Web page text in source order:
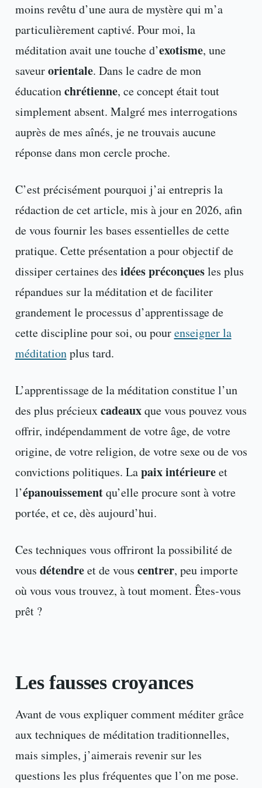
moins revêtu d’une aura de mystère qui m’a
particulièrement captivé. Pour moi, la
méditation avait une touche d’exotisme, une
saveurorientale. Dans le cadre de mon
éducationchrétienne, ce concept était tout
simplement absent. Malgré mes interrogations
auprès de mes aînés, je ne trouvais aucune
réponse dans mon cercle proche.
C’est précisément pourquoi j’ai entrepris la
rédaction de cet article, mis à jour en 2026, afin
de vous fournir les bases essentielles de cette
pratique. Cette présentation a pour objectif de
dissiper certaines des idées préconçuesles plus
répandues sur la méditation et de faciliter
grandement le processus d’apprentissage de
cette discipline pour soi, ou pourenseigner la
méditationplus tard.
L’apprentissage de la méditation constitue l’un
des plus précieuxcadeauxque vous pouvez vous
offrir, indépendamment de votre âge, de votre
origine, de votre religion, de votre sexe ou de vos
convictions politiques. Lapaix intérieureet
l’épanouissementqu’elle procure sont à votre
portée, et ce, dès aujourd’hui.
Ces techniques vous offriront la possibilité de
vous détendreet de vous centrer, peu importe
où vous vous trouvez, à tout moment. Êtes-vous
prêt ?
Les fausses croyances
Avant de vous expliquer comment méditer grâce
aux techniques de méditation traditionnelles,
mais simples, j’aimerais revenir sur les
questions les plus fréquentes que l’on me pose.